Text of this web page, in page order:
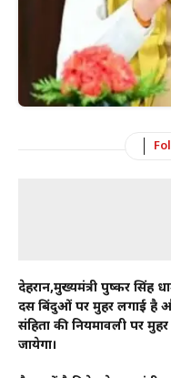
देहरादून,मुख्यमंत्री पुष्कर
दस बिंदुओं पर मुहर लगाई है
संहिता की नियमावली पर
जायेगा।